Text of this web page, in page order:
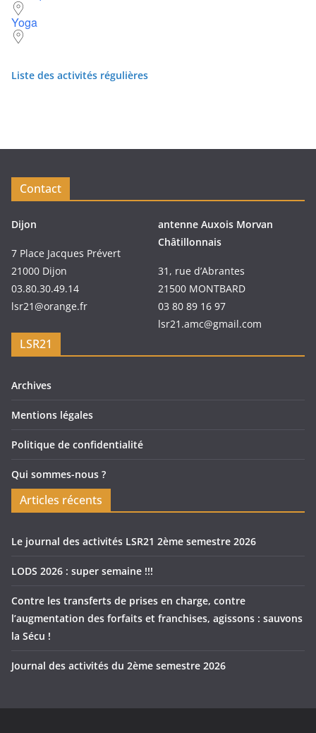
Yoga
Liste des activités régulières
Contact
Dijon
7 Place Jacques Prévert
21000 Dijon
03.80.30.49.14
lsr21@orange.fr
antenne Auxois Morvan
Châtillonnais
31, rue d’Abrantes
21500 MONTBARD
03 80 89 16 97
lsr21.amc@gmail.com
LSR21
Archives
Mentions légales
Politique de confidentialité
Qui sommes-nous ?
Articles récents
Le journal des activités LSR21 2ème semestre 2026
LODS 2026 : super semaine !!!
Contre les transferts de prises en charge, contre
l’augmentation des forfaits et franchises, agissons : sauvons
la Sécu !
Journal des activités du 2ème semestre 2026